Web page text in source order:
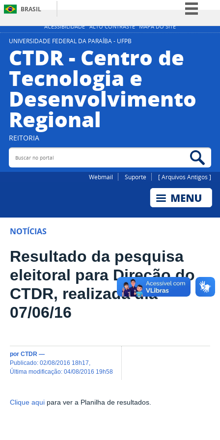
ACESSIBILIDADE ALTO CONTRASTE MAPA DO SITE
BRASIL
Simplifique!
Participe
Legislação
Canais
UNIVERSIDADE FEDERAL DA PARAÍBA - UFPB
CTDR - Centro de
Tecnologia e
Desenvolvimento
Regional
REITORIA
Buscar no portal
Webmail Suporte [ Arquivos Antigos ]
NOTÍCIAS
Resultado da pesquisa
eleitoral para Direção do
CTDR, realizada dia
07/06/16
por CTDR —
publicado: 02/08/2016 18h17
última modificação: 04/08/2016 19h58
Clique aqui para ver a Planilha de resultados.